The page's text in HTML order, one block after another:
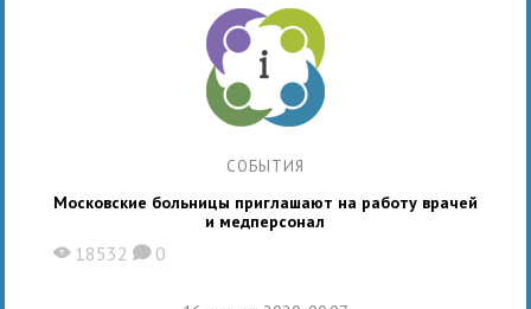
СОБЫТИЯ
Московские больницы приглашают на работу врачей
и медперсонал
X 18532 K 0